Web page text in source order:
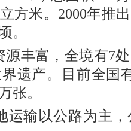
方米。2000年推
。
源丰富，全境有7
遗产。目前全国
张。
运输以公路为主